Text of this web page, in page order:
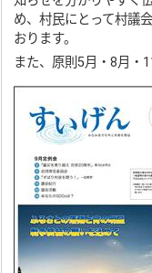
め、村民にとって村議
おります。
また、原則5月・8月・